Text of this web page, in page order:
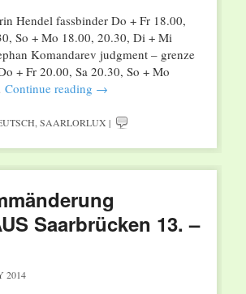
Hendel fassbinder Do + Fr 18.00,
So + Mo 18.00, 20.30, Di + Mi
Komandarev judgment – grenze
+ Fr 20.00, Sa 20.30, So + Mo
Continue reading →
,SAARLORLUX |
Saarbrücken 13. –
2014